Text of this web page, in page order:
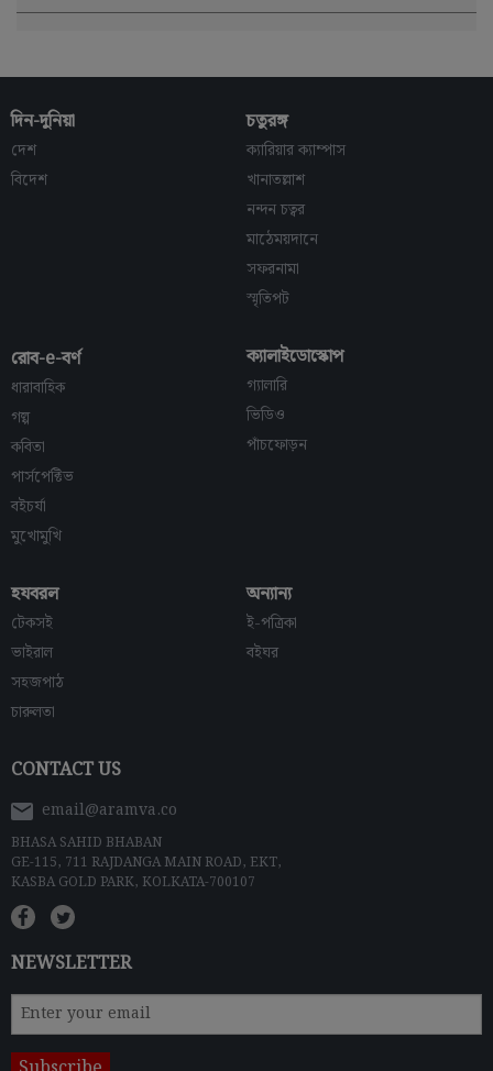
দিন-দুনিয়া
দেশ
বিদেশ
চতুরঙ্গ
ক্যারিয়ার ক্যাম্পাস
খানাতল্লাশ
নন্দন চত্বর
মাঠেময়দানে
সফরনামা
স্মৃতিপট
রোব-e-বর্ণ
ধারাবাহিক
গল্প
কবিতা
পার্সপেক্টিভ
বইচর্যা
মুখোমুখি
ক্যালাইডোস্কোপ
গ্যালারি
ভিডিও
পাঁচফোড়ন
হযবরল
টেকসই
ভাইরাল
সহজপাঠ
চারুলতা
অন্যান্য
ই-পত্রিকা
বইঘর
CONTACT US
email@aramva.co
BHASA SAHID BHABAN
GE-115, 711 RAJDANGA MAIN ROAD, EKT,
KASBA GOLD PARK, KOLKATA-700107
NEWSLETTER